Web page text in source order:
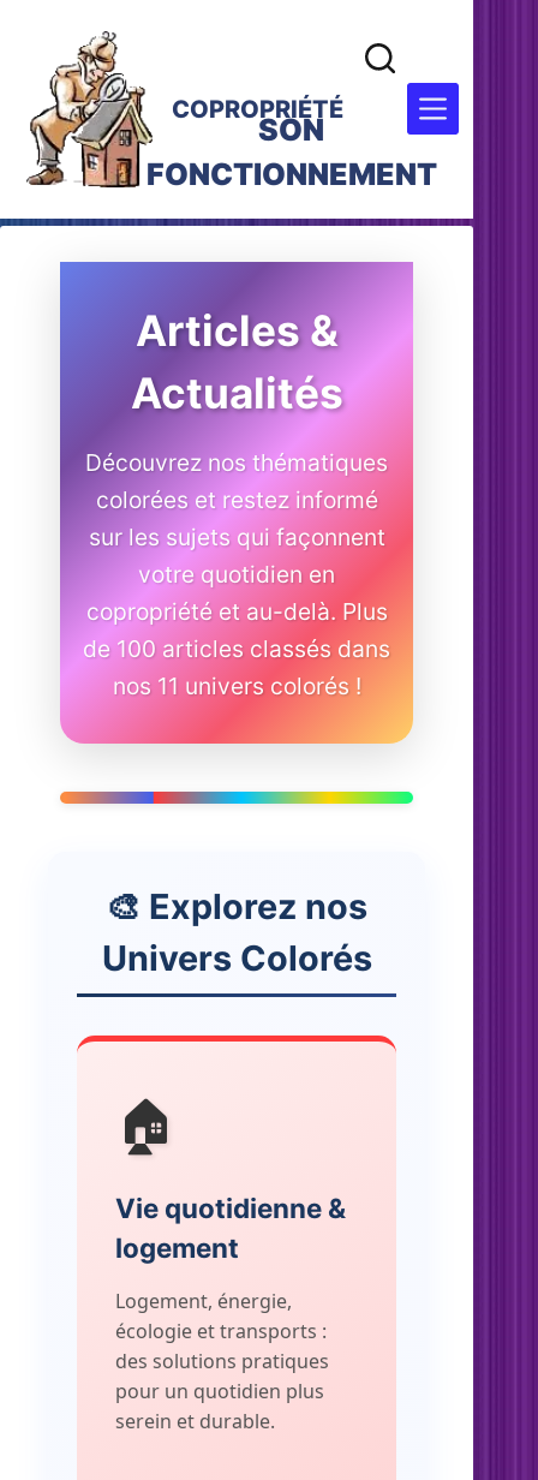
COPROPRIÉTÉ
SON
FONCTIONNEMENT
Articles &
Actualités
Découvrez nos thématiques
colorées et restez informé
sur les sujets qui façonnent
votre quotidien en
copropriété et au-delà. Plus
de 100 articles classés dans
nos 11 univers colorés !
🎨 Explorez nos
Univers Colorés
🏠
Vie quotidienne &
logement
Logement, énergie,
écologie et transports :
des solutions pratiques
pour un quotidien plus
serein et durable.